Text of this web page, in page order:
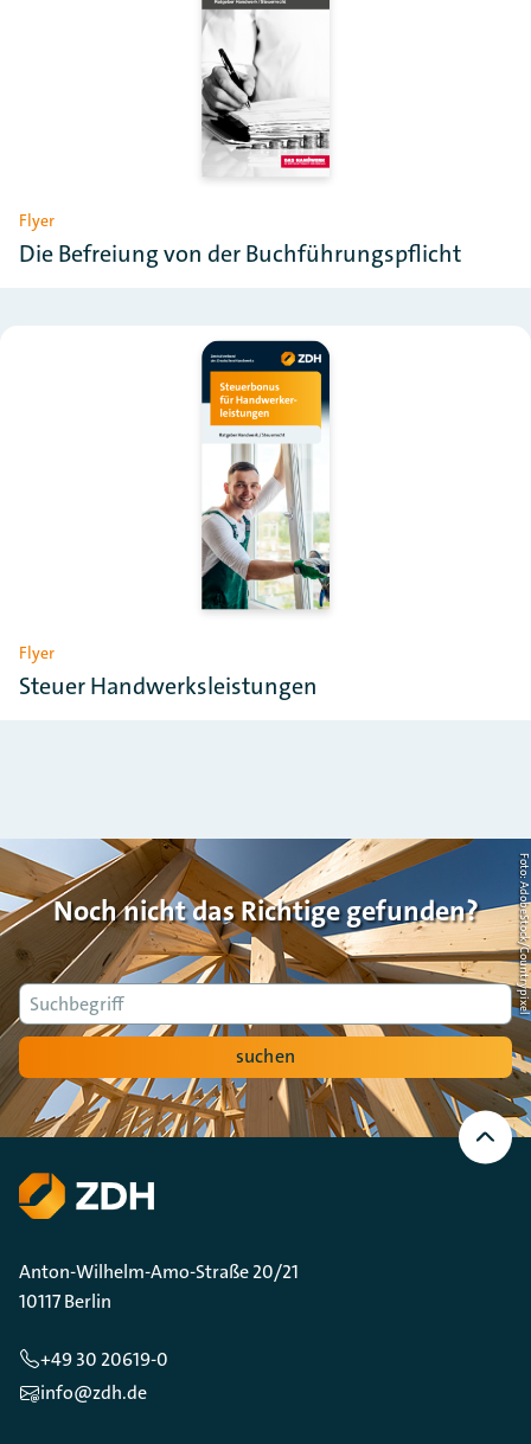
Flyer
Die Befreiung von der Buchführungspflicht
Flyer
Steuer Handwerksleistungen
Noch nicht das Richtige gefunden?
Suche
suchen
Foto: AdobeStock/Countrypixel
Nach
oben
Scrollen
Anton-Wilhelm-Amo-Straße 20/21
10117 Berlin
+49 30 20619-0
info@zdh.de